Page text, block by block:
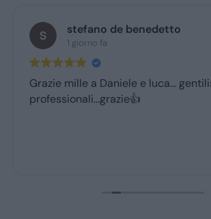
stefano de benedetto
1 giorno fa
Grazie mille a Daniele e luca...
professionali...grazie👍